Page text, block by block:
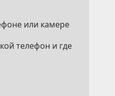
или камере
телефон и где